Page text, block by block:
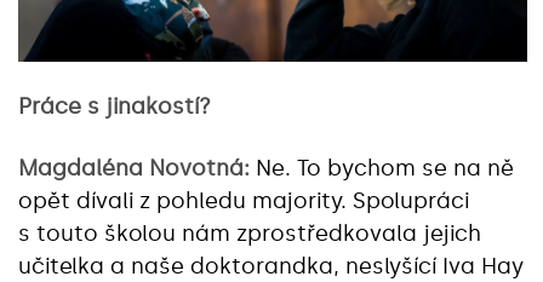
Práce s jinakostí?
Magdaléna Novotná: Ne. To bychom se na ně
opět dívali z pohledu majority. Spolupráci
s touto školou nám zprostředkovala jejich
učitelka a naše doktorandka, neslyšící Iva Hay